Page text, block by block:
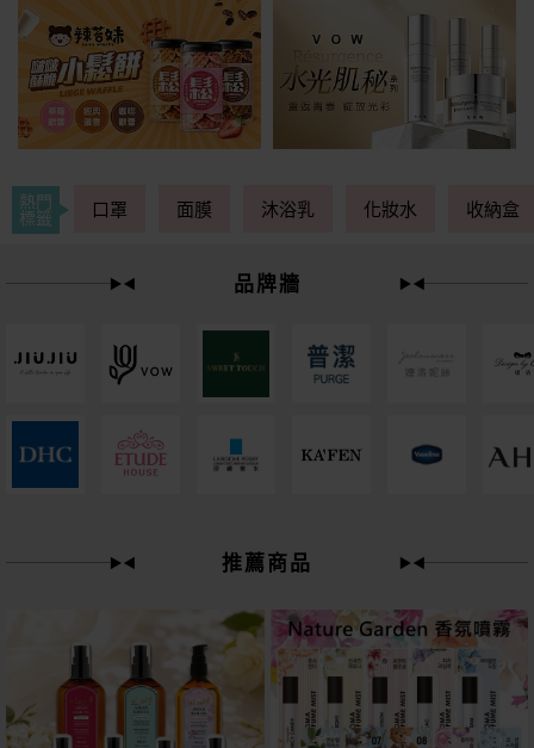
狂殺61折
熱門
標籤
口罩 面膜 沐浴乳 化妝水 收納盒
品牌牆
推薦商品